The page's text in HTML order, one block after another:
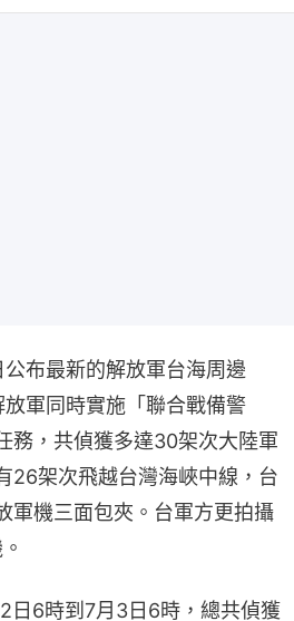
布最新的解放軍台海周邊
軍同時實施「聯合戰備警
務，共偵獲多達30架次大陸軍
26架次飛越台灣海峽中線，台
軍機三面包夾。台軍方更拍攝
日6時到7月3日6時，總共偵獲